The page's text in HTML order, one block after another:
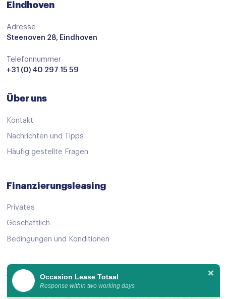
Elektrische ramen voor en achter
Keyless start
Lederen interieurdelen
Lederen versnellingspook
Passagiersstoel in hoogte verstelbaar
Regensensor
Stuurbekrachtiging
Stuurbekrachtiging snelheidsafhankelijk
Stuurwiel verwarmd
verwarmd stuurwiel
Eindhoven
Adresse
Steenoven 28, Eindhoven
Telefonnummer
+31 (0) 40 297 15 59
Über uns
Kontakt
Nachrichten und Tipps
Häufig gestellte Fragen
Finanzierungsleasing
Privates
Geschaftlich
Bedingungen und Konditionen
Angebot ansehen
Alle gebrauchtwagen
Occasion Lease Totaal
Response within two working days